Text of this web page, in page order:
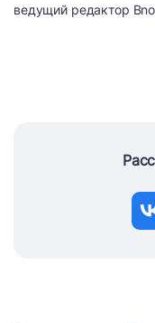
ведущий редактор